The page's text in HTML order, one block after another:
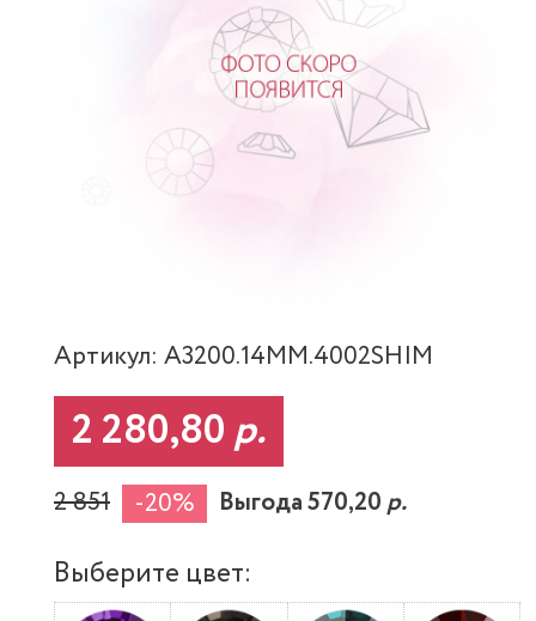
Артикул: A3200.14MM.4002SHIM
2 280,80р.
2 851 -20% Выгода 570,20р.
Выберите цвет: